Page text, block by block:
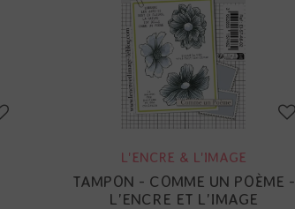
L'ENCRE & L'IMAGE
TAMPON - COMME UN POÈME -
L'ENCRE ET L'IMAGE